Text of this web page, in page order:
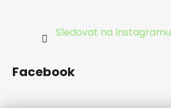
Sledovat na Instagramu
Facebook